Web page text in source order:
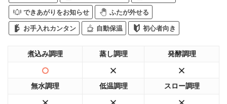
できあがりをお知らせ ふたが外せる
お手入れカンタン 自動保温 初心者向き
煮込み調理 蒸し調理 発酵調理
無水調理 低温調理 スロー調理